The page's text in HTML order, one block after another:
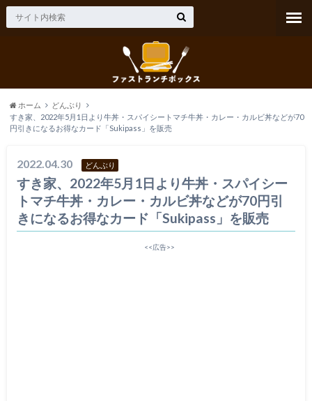
ホーム
どんぶり
すき家、2022年5月1日より牛丼・スパイシートマチ牛丼・カレー・カルビ丼などが70
円引きになるお得なカード「Sukipass」を販売
2022.04.30 どんぶり
すき家、2022年5月1日より牛丼・スパイシー
トマチ牛丼・カレー・カルビ丼などが70円引
きになるお得なカード「Sukipass」を販売
<<広告>>